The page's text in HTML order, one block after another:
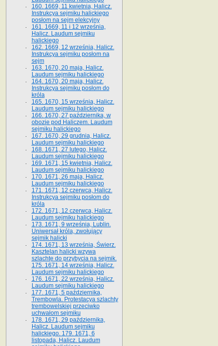
160. 1669, 11 kwietnia, Halicz.
Instrukcya sejmiku halickiego
posłom na sejm elekcyjny
161. 1669, 11 i 12 września,
Halicz. Laudum sejmiku
halickiego
162. 1669, 12 września, Halicz.
Instrukcya sejmiku posłom na
sejm
163. 1670, 20 maja, Halicz.
Laudum sejmiku halickiego
164. 1670, 20 maja, Halicz.
Instrukcya sejmiku posłom do
króla
165. 1670, 15 września, Halicz.
Laudum sejmiku halickiego
166. 1670, 27 października, w
obozie pod Haliczem. Laudum
sejmiku halickiego
167. 1670, 29 grudnia, Halicz.
Laudum sejmiku halickiego
168. 1671, 27 lutego, Halicz.
Laudum sejmiku halickiego
169. 1671, 15 kwietnia, Halicz.
Laudum sejmiku halickiego
170. 1671, 26 maja, Halicz.
Laudum sejmiku halickiego
171. 1671, 12 czerwca, Halicz.
Instrukcya sejmiku posłom do
króla
172. 1671, 12 czerwca, Halicz.
Laudum sejmiku halickiego
173. 1671, 9 września, Lublin.
Uniwersał króla, zwołujący
sejmik halicki
174. 1671, 13 września, Świerz.
Kasztelan halicki wzywa
szlachtę do przybycia na sejmik.
175. 1671, 14 września, Halicz.
Laudum sejmiku halickiego
176. 1671, 22 września, Halicz.
Laudum sejmiku halickiego
177. 1671, 5 października,
Trembowla. Protestacya szlachty
trembowelskiej przeciwko
uchwałom sejmiku
178. 1671, 29 października,
Halicz. Laudum sejmiku
halickiego. 179. 1671, 6
listopada, Halicz. Laudum